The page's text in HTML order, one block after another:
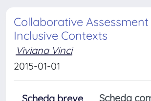
Collaborative
Inclusive Contexts
Viviana Vinci
2015-01-01
Scheda breve
Scheda